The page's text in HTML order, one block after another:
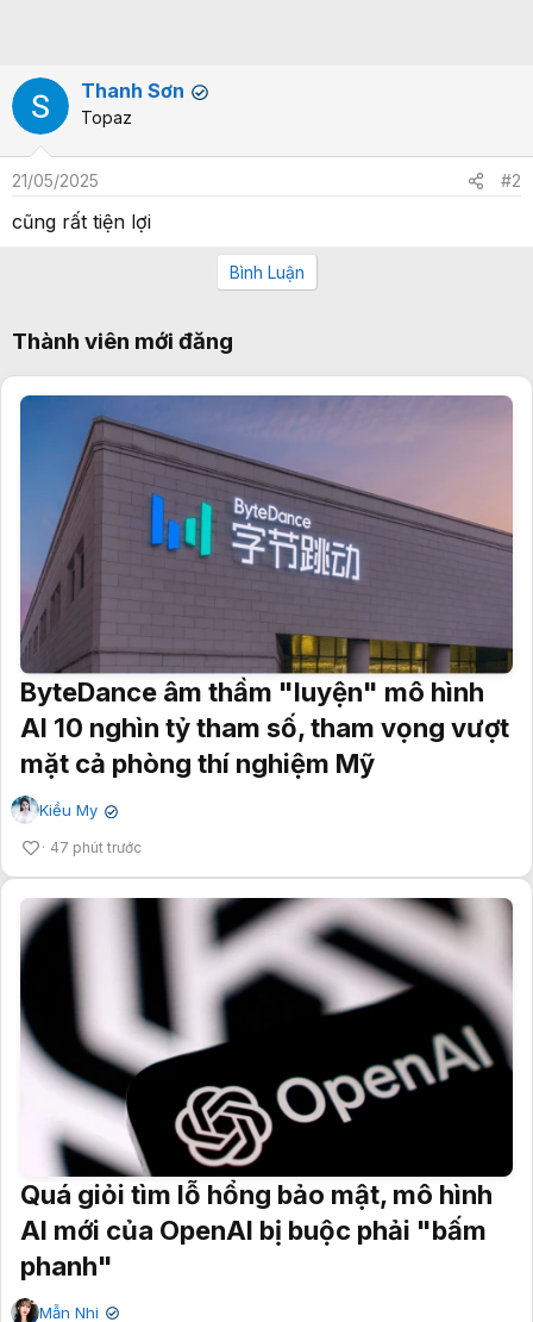
Thanh Sơn ✔
Topaz
21/05/2025 #2
cũng rất tiện lợi
Bình Luận
Thành viên mới đăng
ByteDance âm thầm "luyện" mô hình
AI 10 nghìn tỷ tham số, tham vọng vượt
mặt cả phòng thí nghiệm Mỹ
Kiều My ✔
47 phút trước
Quá giỏi tìm lỗ hổng bảo mật, mô hình
AI mới của OpenAI bị buộc phải "bấm
phanh"
Mẫn Nhi ✔